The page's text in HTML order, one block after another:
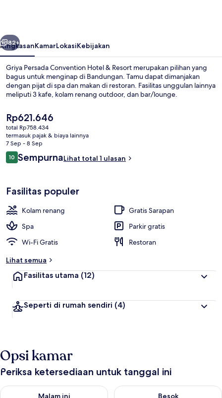
Resort
Berikutnya
82+
RingkasanKamarLokasiKebijakan
Griya Persada Convention Hotel & Resort merupakan pilihan yang
bagus untuk menginap di Bandungan. Tamu dapat dimanjakan
dengan pijat di spa dan makan di restoran. Fasilitas unggulan lainnya
meliputi 3 kafe, kolam renang outdoor, dan bar/lounge.
Harga
saat
ini
Rp621.646
Rp621.646
total Rp758.434
termasuk pajak & biaya lainnya
7 Sep - 8 Sep
Ulasan
1010 dari 10
SempurnaLihat total 1 ulasan
Fasilitas populer
Kolam renang
Gratis Sarapan
Spa
Parkir gratis
Wi-Fi Gratis
Restoran
Lihat semua
Fasilitas utama (12)
Seperti di rumah sendiri (4)
Opsi kamar
Periksa ketersediaan untuk tanggal ini
Malam ini
Periksa ketersediaan untuk malam ini Agu 8 - Agu 9
Besok
Periksa ketersediaan untuk